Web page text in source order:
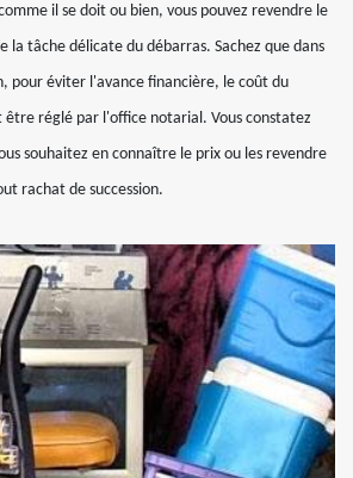
il se doit ou bien, vous pouvez revendre le
la tâche délicate du débarras. Sachez que dans
pour éviter l'avance financière, le coût du
être réglé par l'office notarial. Vous constatez
souhaitez en connaître le prix ou les revendre
rachat de succession.